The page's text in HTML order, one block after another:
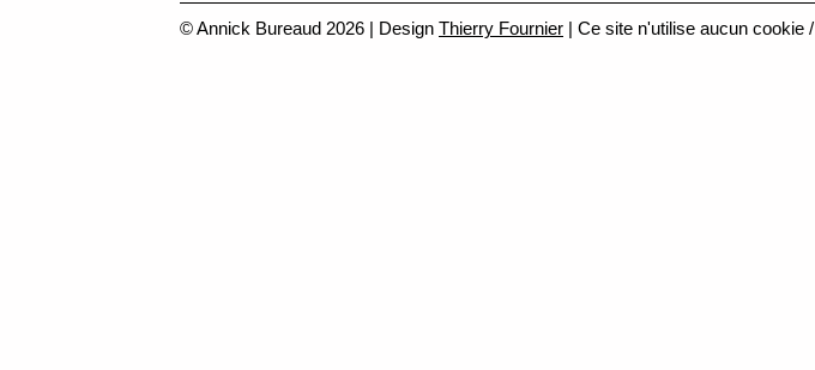
© Annick Bureaud 2026 | Design Thierry Fournier | Ce site n'utilise aucun cookie /